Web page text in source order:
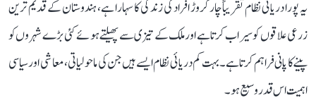
یہ پورا دریائی نظام تقریباً چار کروڑ افراد کی زندگی کا سہارا ہے، ہندوستان کے قدیم ترین
زرعی علاقوں کو سیراب کرتا ہے اور ملک کے تیزی سے پھیلتے ہوئے کئی بڑے شہروں کو
پینے کا پانی فراہم کرتا ہے۔ بہت کم دریائی نظام ایسے ہیں جن کی ماحولیاتی، معاشی اور سیاسی
اہمیت اس قدر وسیع ہو۔